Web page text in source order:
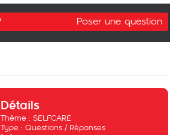
Poser une question
Détails
Thème : SELFCARE
Type : Questions / Réponses